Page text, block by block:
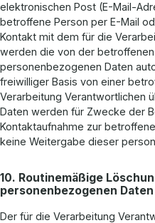
elektronischen Post (E-Mail-
betroffene Person per E-Mail
Kontakt mit dem für die
werden die von der
personenbezogenen Daten
freiwilliger Basis von einer
Verarbeitung Verantwortlichen
Daten werden für Zwecke der
Kontaktaufnahme zur
keine Weitergabe dieser
10. Routinemäßige
personenbezogenen Daten
Der für die Verarbeitung